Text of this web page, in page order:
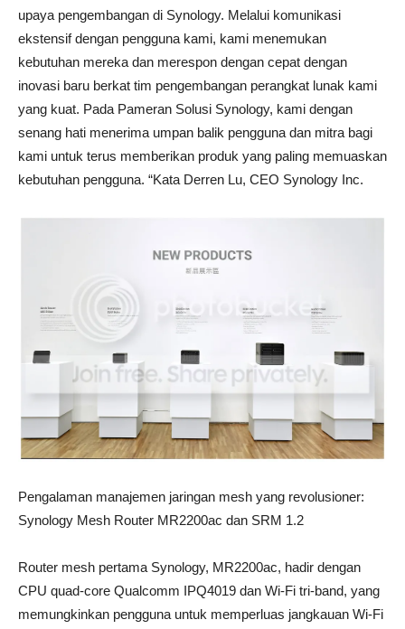
upaya pengembangan di Synology. Melalui komunikasi
ekstensif dengan pengguna kami, kami menemukan
kebutuhan mereka dan merespon dengan cepat dengan
inovasi baru berkat tim pengembangan perangkat lunak kami
yang kuat. Pada Pameran Solusi Synology, kami dengan
senang hati menerima umpan balik pengguna dan mitra bagi
kami untuk terus memberikan produk yang paling memuaskan
kebutuhan pengguna. “Kata Derren Lu, CEO Synology Inc.
Pengalaman manajemen jaringan mesh yang revolusioner:
Synology Mesh Router MR2200ac dan SRM 1.2
Router mesh pertama Synology, MR2200ac, hadir dengan
CPU quad-core Qualcomm IPQ4019 dan Wi-Fi tri-band, yang
memungkinkan pengguna untuk memperluas jangkauan Wi-Fi